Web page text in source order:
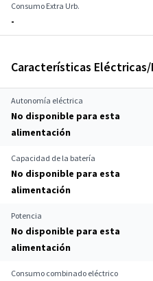
Consumo Extra Urb.
-
Características
Autonomía eléctrica
No disponible para esta
alimentación
Capacidad de la batería
No disponible para esta
alimentación
Potencia
No disponible para esta
alimentación
Consumo combinado eléctrico